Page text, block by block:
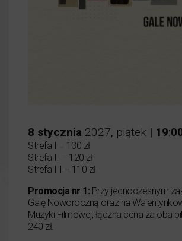
8 stycznia 2027, piątek | 19:
Strefa I – 130 zł
Strefa II – 120 zł
Strefa III – 110 zł
Promocja nr 1: Przy jednoczesnym
Galę Noworoczną oraz na
Muzyki Filmowej, łączna cena za oba
240 zł.